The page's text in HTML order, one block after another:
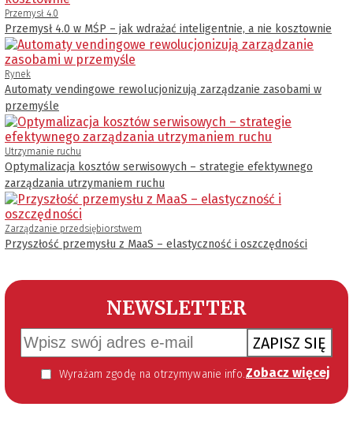
Przemysł 4.0
Przemysł 4.0 w MŚP – jak wdrażać inteligentnie, a nie kosztownie
Rynek
Automaty vendingowe rewolucjonizują zarządzanie zasobami w
przemyśle
Utrzymanie ruchu
Optymalizacja kosztów serwisowych – strategie efektywnego
zarządzania utrzymaniem ruchu
Zarządzanie przedsiębiorstwem
Przyszłość przemysłu z MaaS – elastyczność i oszczędności
NEWSLETTER
ZAPISZ SIĘ
Wyrażam zgodę na otrzymywanie informacji handlowej kierowanej do mnie za pomocą środków komunikacji elektronicznej w szczególności poczty elektronicznej zgodnie z przepisem art. 10 ust 2 ustawy z dnia 18 lipca 2002 roku o świadczeniu usług drogą elektroniczną (Dz. U. 144 z 2002 r. poz. 1204). Zgoda jest dobrowolna, jednak jej wyrażenie jest konieczne, aby otrzymywać newsletter. Zobacz więcej